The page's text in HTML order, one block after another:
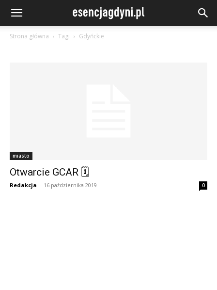
Strona główna Tagi Gdyńckie
miasto
Otwarcie GCAR 🗓
Redakcja - 16 października 2019 0